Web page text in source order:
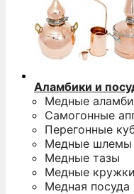
Аламбики и
Медные
Самогонные
Перегонные
Медные шлемы
Медные тазы
Медные
Медная посуда